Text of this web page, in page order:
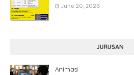
June 20, 2026
JURUSAN
Animasi